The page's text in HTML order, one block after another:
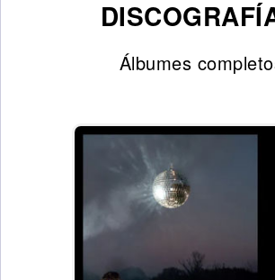
Álbumes